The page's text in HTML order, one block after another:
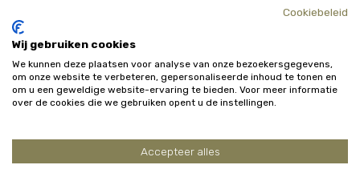
Cookiebeleid
Wij gebruiken cookies
We kunnen deze plaatsen voor analyse van onze bezoekersgegevens,
om onze website te verbeteren, gepersonaliseerde inhoud te tonen en
om u een geweldige website-ervaring te bieden. Voor meer informatie
over de cookies die we gebruiken opent u de instellingen.
Accepteer alles